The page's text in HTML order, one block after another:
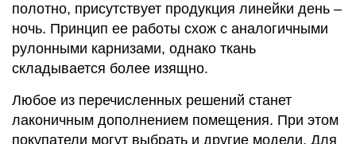
полотно, присутствует продукция линейки день –
ночь. Принцип ее работы схож с аналогичными
рулонными карнизами, однако ткань
складывается более изящно.
Любое из перечисленных решений станет
лаконичным дополнением помещения. При этом
покупатели могут выбрать и другие модели. Для